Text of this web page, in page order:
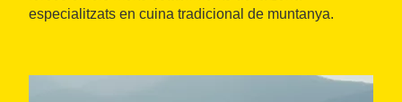
especialitzats en cuina tradicional de muntanya.